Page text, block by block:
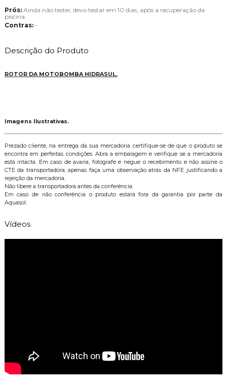
Prós: Ainda não testei, devo testar em 10 dias, após a recuperação da
piscina.
Contras: -
Descrição do Produto
ROTOR DA MOTOBOMBA HIDRASUL.
Imagens Ilustrativas.
Prezado cliente, na entrega da sua mercadoria certifique-se de que o produto se
encontra em perfeitas condições. Abra a embalagem e verifique se a mercadoria
está intacta. Em caso de avaria, fotografe e negue o recebimento e não assine o
CTE da transportadora, apenas faça uma observação atrás da NFE justificando a
rejeição da mercadoria.
Não libere a transportadora antes da conferência.
Em caso de não conferência o produto estará fora da garantia por parte da
Aquasol.
Vídeos